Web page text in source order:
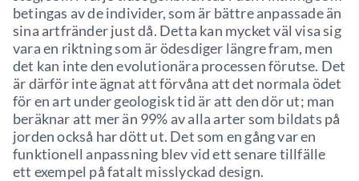
betingas av de individer, som är bättre anpassade än
sina artfränder just då. Detta kan mycket väl visa sig
vara en riktning som är ödesdiger längre fram, men
det kan inte den evolutionära processen förutse. Det
är därför inte ägnat att förvåna att det normala ödet
för en art under geologisk tid är att den dör ut; man
beräknar att mer än 99% av alla arter som bildats på
jorden också har dött ut. Det som en gång var en
funktionell anpassning blev vid ett senare tillfälle
ett exempel på fatalt misslyckad design.